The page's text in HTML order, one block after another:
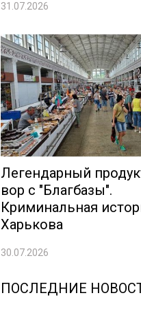
31.07.2026
Легендарный
вор с "Благбазы".
Криминальная
Харькова
30.07.2026
ПОСЛЕДНИЕ